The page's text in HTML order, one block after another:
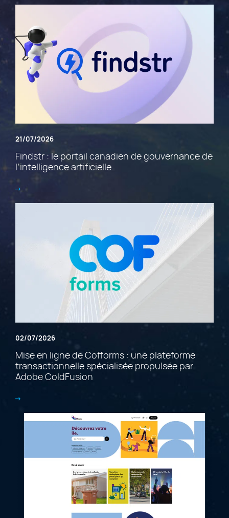
21/07/2026
Findstr : le portail canadien de gouvernance de
l’intelligence artificielle
02/07/2026
Mise en ligne de Cofforms : une plateforme
transactionnelle spécialisée propulsée par
Adobe ColdFusion